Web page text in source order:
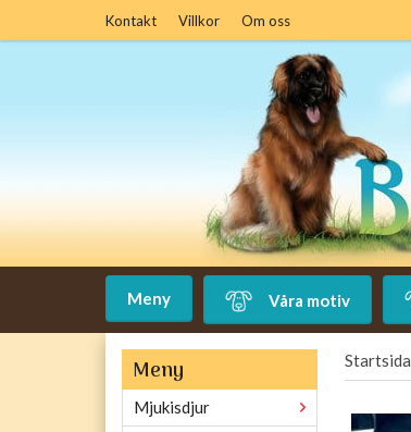
Kontakt Villkor Om oss
Meny Våra motiv
Meny
Mjukisdjur
Startsida